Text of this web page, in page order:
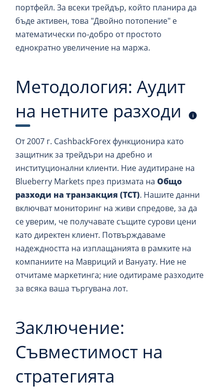
портфейл. За всеки трейдър, който планира да
бъде активен, това "Двойно потопение" е
математически по-добро от простото
еднократно увеличение на маржа.
Методология: Аудит
на нетните разходи
i
От 2007 г. CashbackForex функционира като
защитник за трейдъри на дребно и
институционални клиенти. Ние аудитиране на
Blueberry Markets през призмата на Общо
разходи на транзакция (TCT). Нашите данни
включват мониторинг на живи спредове, за да
се уверим, че получавате същите сурови цени
като директен клиент. Потвърждаваме
надеждността на изплащанията в рамките на
компаниите на Мавриций и Вануату. Ние не
отчитаме маркетинга; ние одитираме разходите
за всяка ваша търгувана лот.
Заключение:
Съвместимост на
стратегията